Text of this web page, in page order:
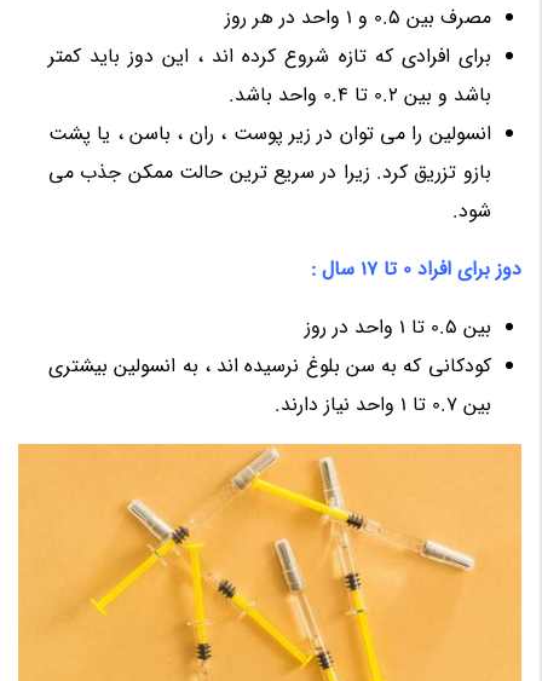
مصرف بین 0.5 و 1 واحد در هر روز
برای افرادی که تازه شروع کرده اند ، این دوز باید کمتر
باشد و بین 0.2 تا 0.4 واحد باشد.
انسولین را می توان در زیر پوست ، ران ، باسن ، یا پشت
بازو تزریق کرد. زیرا در سریع ترین حالت ممکن جذب می
شود.
دوز برای افراد 0 تا 17 سال :
بین 0.5 تا 1 واحد در روز
کودکانی که به سن بلوغ نرسیده اند ، به انسولین بیشتری
بین 0.7 تا 1 واحد نیاز دارند.